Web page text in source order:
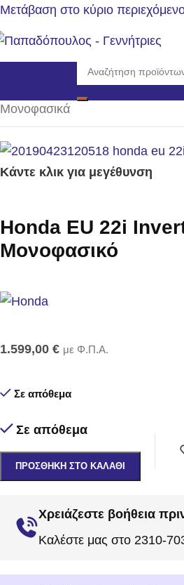
Μετάβαση στο κύριο
Αρχική σελίδα/Γεννήτριες/Η/Ζ
Μονοφασικά
Κάντε κλικ για μεγέθυνση
Honda EU 22i
Μονοφασικό
1.599,00 € με Φ.Π.Α.
Σε απόθεμα
Σε απόθεμα
ΠΡΟΣΘΉΚΗ ΣΤΟ ΚΑΛΆΘΙ
Χρειάζεστε βοήθεια
Καλέστε μας στο 2310-